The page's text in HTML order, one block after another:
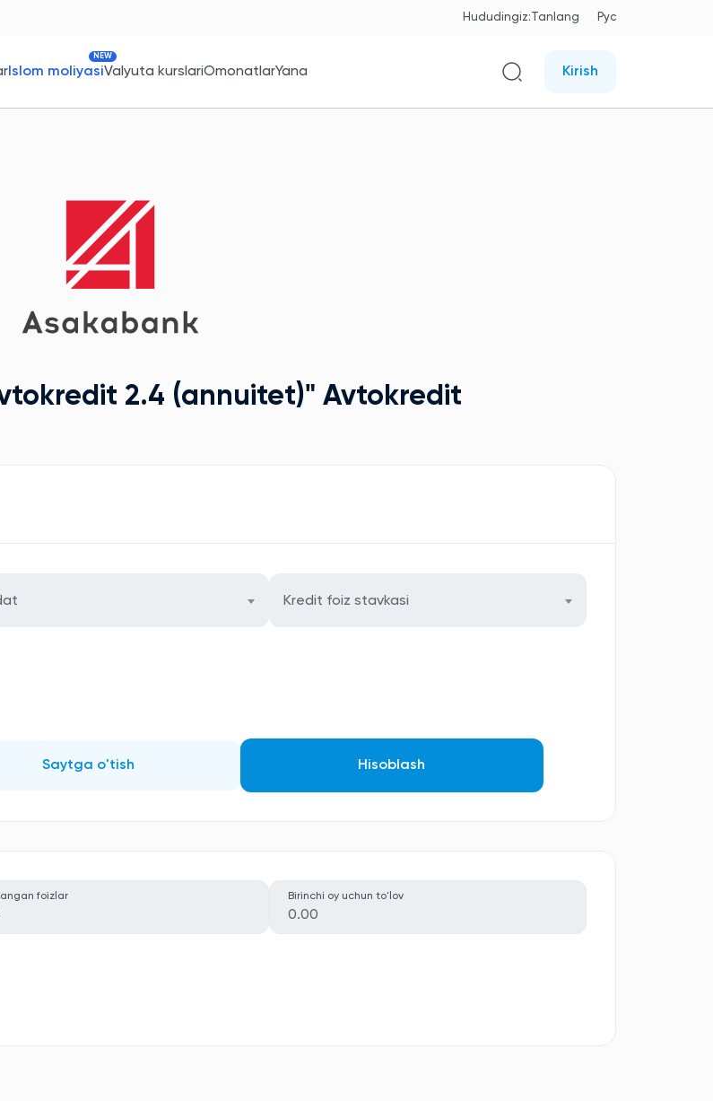
Hududingiz:Tanlang Рус
Islom moliyasi
NEW
Valyuta kurslariOmonatlarYana Kirish
2.4 (annuitet)" Avtokredit
Kredit foiz stavkasi
Saytga o'tish Hisoblash
foizlar Birinchi oy uchun to'lov
0.00